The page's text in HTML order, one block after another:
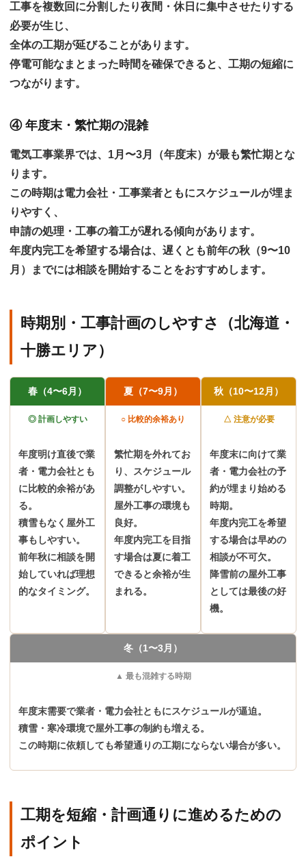
工事を複数回に分割したり夜間・休日に集中させたりする
必要が生じ、
全体の工期が延びることがあります。
停電可能なまとまった時間を確保できると、工期の短縮に
つながります。
④ 年度末・繁忙期の混雑
電気工事業界では、 1月〜3月（年度末）が最も繁忙期 とな
ります。
この時期は電力会社・工事業者ともにスケジュールが埋ま
りやすく、
申請の処理・工事の着工が遅れる傾向があります。
年度内完工を希望する場合は、 遅くとも前年の秋（9〜10
月）までには相談を開始することをおすすめします。
時期別・工事計画のしやすさ（北海道・
十勝エリア）
春（4〜6月）
◎ 計画しやすい
年度明け直後で業
者・電力会社とも
に比較的余裕があ
る。
積雪もなく屋外工
事もしやすい。
前年秋に相談を開
始していれば理想
的なタイミング。
夏（7〜9月）
○ 比較的余裕あり
繁忙期を外れてお
り、スケジュール
調整がしやすい。
屋外工事の環境も
良好。
年度内完工を目指
す場合は夏に着工
できると余裕が生
まれる。
秋（10〜12月）
△ 注意が必要
年度末に向けて業
者・電力会社の予
約が埋まり始める
時期。
年度内完工を希望
する場合は早めの
相談が不可欠。
降雪前の屋外工事
としては最後の好
機。
冬（1〜3月）
▲ 最も混雑する時期
年度末需要で業者・電力会社ともにスケジュールが逼迫。
積雪・寒冷環境で屋外工事の制約も増える。
この時期に依頼しても希望通りの工期にならない場合が多い。
工期を短縮・計画通りに進めるための
ポイント